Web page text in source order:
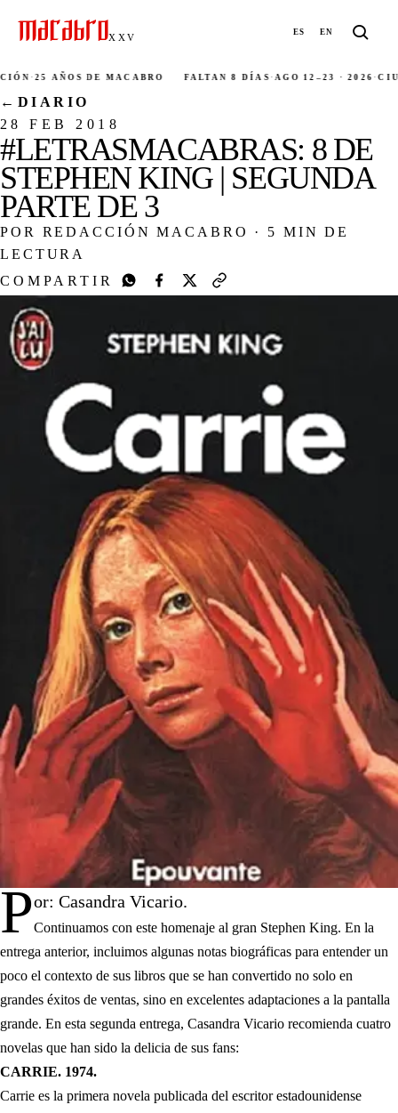
XXV ES EN
·25 AÑOS DE MACABRO FALTAN 8 DÍAS ·AGO 12–23 · 2026 CIUDAD
← DIARIO
28 FEB 2018
#LETRASMACABRAS: 8 DE
STEPHEN KING | SEGUNDA
PARTE DE 3
POR REDACCIÓN MACABRO ·
5 MIN DE
LECTURA
COMPARTIR
Por: Casandra Vicario.
Continuamos con este homenaje al gran Stephen King. En la
entrega anterior, incluimos algunas notas biográficas para entender un
poco el contexto de sus libros que se han convertido no solo en
grandes éxitos de ventas, sino en excelentes adaptaciones a la pantalla
grande. En esta segunda entrega, Casandra Vicario recomienda cuatro
novelas que han sido la delicia de sus fans:
CARRIE. 1974.
Carrie es la primera novela publicada del escritor estadounidense